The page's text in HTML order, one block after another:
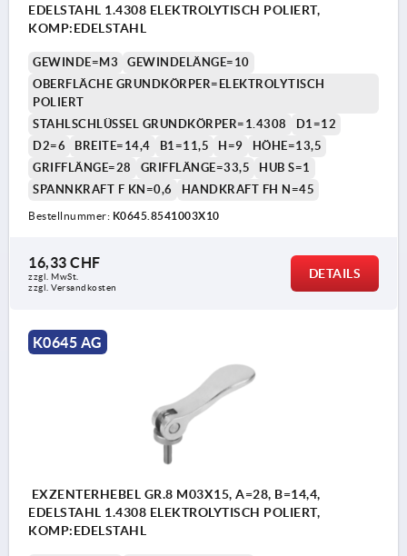
EDELSTAHL 1.4308 ELEKTROLYTISCH POLIERT,
KOMP:EDELSTAHL
GEWINDE=M3
GEWINDELÄNGE=10
OBERFLÄCHE GRUNDKÖRPER=ELEKTROLYTISCH
POLIERT
STAHLSCHLÜSSEL GRUNDKÖRPER=1.4308
D1=12
D2=6
BREITE=14,4 B1=11,5 H=9
HÖHE=13,5
GRIFFLÄNGE=28
GRIFFLÄNGE=33,5
HUB S=1
SPANNKRAFT F KN=0,6
HANDKRAFT FH N=45
Bestellnummer: K0645.8541003X10
16,33 CHF
zzgl. MwSt.
zzgl. Versandkosten
DETAILS
K0645 AG
EXZENTERHEBEL GR.8 M03X15, A=28, B=14,4,
EDELSTAHL 1.4308 ELEKTROLYTISCH POLIERT,
KOMP:EDELSTAHL